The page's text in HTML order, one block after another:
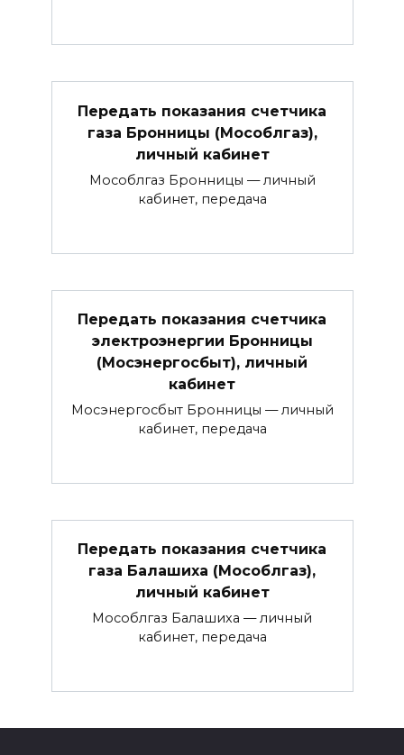
Передать показания счетчика
газа Бронницы (Мособлгаз),
личный кабинет
Мособлгаз Бронницы — личный
кабинет, передача
Передать показания счетчика
электроэнергии Бронницы
(Мосэнергосбыт), личный
кабинет
Мосэнергосбыт Бронницы — личный
кабинет, передача
Передать показания счетчика
газа Балашиха (Мособлгаз),
личный кабинет
Мособлгаз Балашиха — личный
кабинет, передача